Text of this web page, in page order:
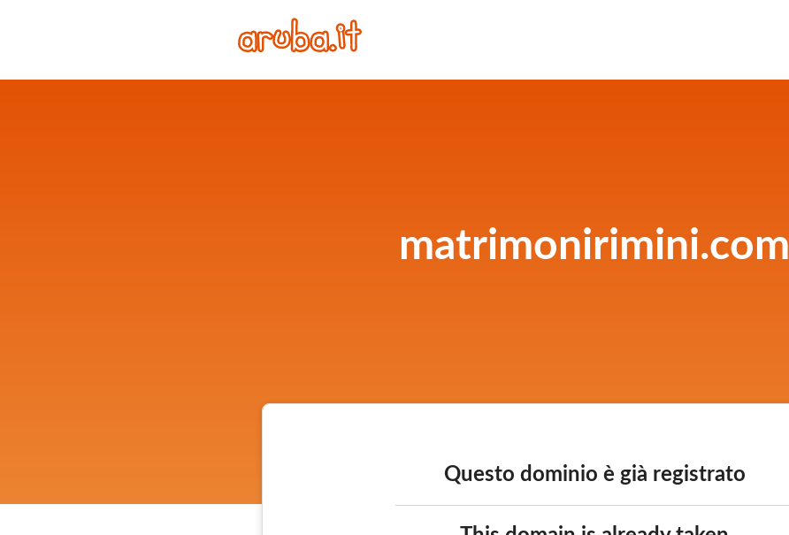
matrimonirimini.com
Questo dominio è già registrato